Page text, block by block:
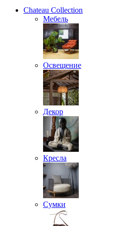
Chateau Collection
Мебель
Освещение
Декор
Кресла
Сумки